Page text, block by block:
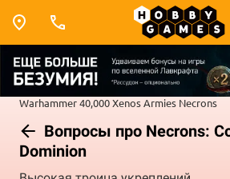
Warhammer 40,000Xenos Armies Necrons
Вопросы про Necrons:
Dominion